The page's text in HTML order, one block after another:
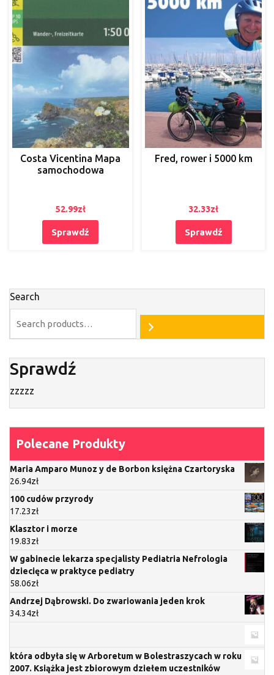
Costa Vicentina Mapa
samochodowa
52.99zł
Sprawdź
Fred, rower i 5000 km
32.33zł
Sprawdź
Search
Sprawdź
zzzzz
Polecane Produkty
Maria Amparo Munoz y de Borbon księżna Czartoryska
26.94zł
100 cudów przyrody
17.23zł
Klasztor i morze
19.83zł
W gabinecie lekarza specjalisty Pediatria Nefrologia
dziecięca w praktyce pediatry
58.06zł
Andrzej Dąbrowski. Do zwariowania jeden krok
34.34zł
która odbyła się w Arboretum w Bolestraszycach w roku
2007. Książka jest zbiorowym dziełem uczestników